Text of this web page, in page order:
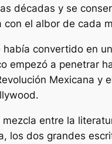
décadas y se
el albor de cada
convertido en
empezó a penetrar
Mexicana y
entre la
los dos grandes